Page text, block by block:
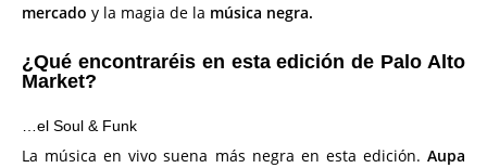
mercado y la magia de la música negra.
¿Qué encontraréis en esta edición de Palo Alto
Market?
…el Soul & Funk
La música en vivo suena más negra en esta edición. Aupa